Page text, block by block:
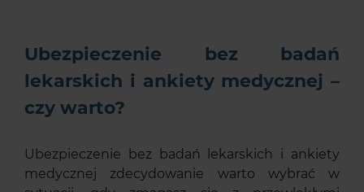
Ubezpieczenie bez badań
lekarskich i ankiety medycznej –
czy warto?
Ubezpieczenie bez badań lekarskich i ankiety
medycznej zdecydowanie warto wybrać w